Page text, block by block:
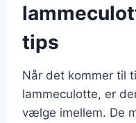
tips
Når det kommer til
lammeculotte, er
vælge imellem. De